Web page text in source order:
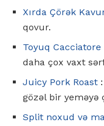
Xırda Çörək
qovur.
Toyuq Cacciatore
daha çox vaxt
Juicy Pork Roast
gözəl bir yeməyə
Split noxud və